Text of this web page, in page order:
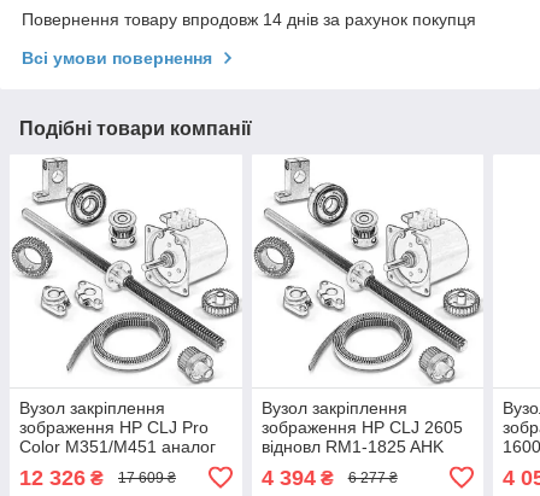
Повернення товару впродовж 14 днів за рахунок покупця
Всі умови повернення
Подібні товари компанії
Вузол закріплення
зображення HP CLJ Pro
Color M351/M451 аналог
RM2-5178/RM1-8606 AHK
(70262647)
12 326 ₴ 17 609 ₴
Вузол закріплення
зображення HP CLJ 2605
відновл RM1-1825 AHK
4 394₴ 6 277 ₴ 4